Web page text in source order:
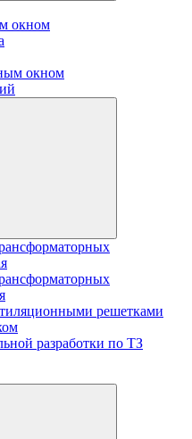
окном
окном
решетками
разработки по ТЗ